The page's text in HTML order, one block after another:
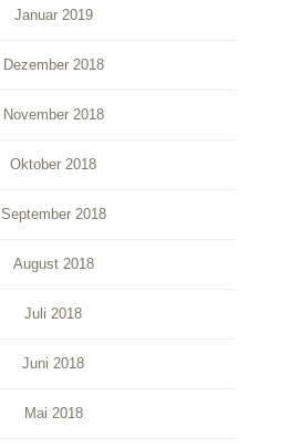
Januar 2019
Dezember 2018
November 2018
Oktober 2018
September 2018
August 2018
Juli 2018
Juni 2018
Mai 2018